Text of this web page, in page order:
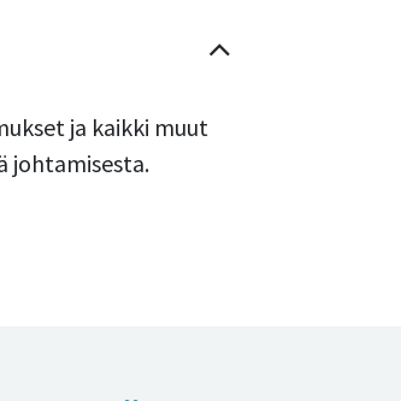
ja kaikki muut
johtamisesta.